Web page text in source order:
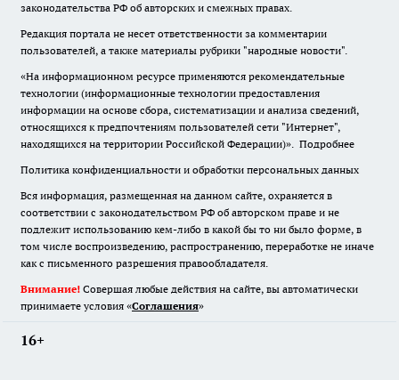
законодательства РФ об авторских и смежных правах.
Редакция портала не несет ответственности за комментарии
пользователей, а также материалы рубрики "народные новости".
«На информационном ресурсе применяются рекомендательные
технологии (информационные технологии предоставления
информации на основе сбора, систематизации и анализа сведений,
относящихся к предпочтениям пользователей сети "Интернет",
находящихся на территории Российской Федерации)». Подробнее
Политика конфиденциальности и обработки персональных данных
Вся информация, размещенная на данном сайте, охраняется в
соответствии с законодательством РФ об авторском праве и не
подлежит использованию кем-либо в какой бы то ни было форме, в
том числе воспроизведению, распространению, переработке не иначе
как с письменного разрешения правообладателя.
Внимание! Совершая любые действия на сайте, вы автоматически
принимаете условия «Cоглашения»
16+